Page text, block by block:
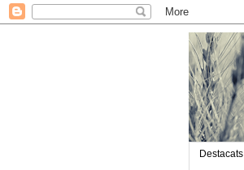
Destacats